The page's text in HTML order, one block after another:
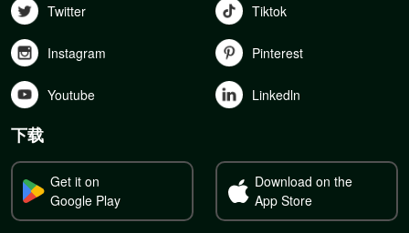
Twitter Tiktok
Instagram Pinterest
Youtube Linkedln
下载
Get it on
Google Play
Download on the
App Store